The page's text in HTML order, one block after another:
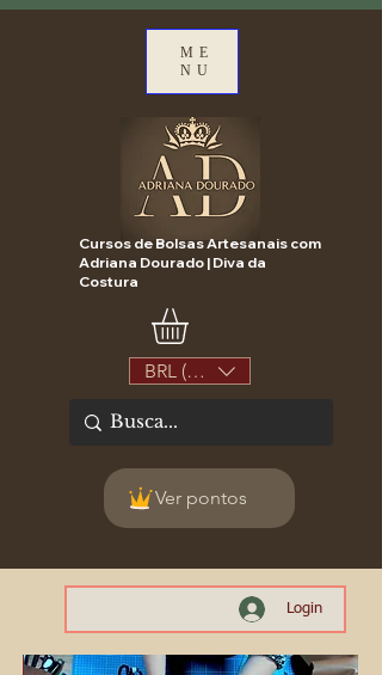
ME
NU
Cursos de Bolsas Artesanais com
Adriana Dourado | Diva da
Costura
BRL (R$)
Ver pontos
Login